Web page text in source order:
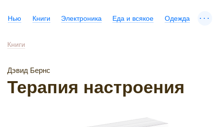
Нью Книги Электроника Еда и всякое Одежда ...
Книги
Дэвид Бернс
Терапия настроения